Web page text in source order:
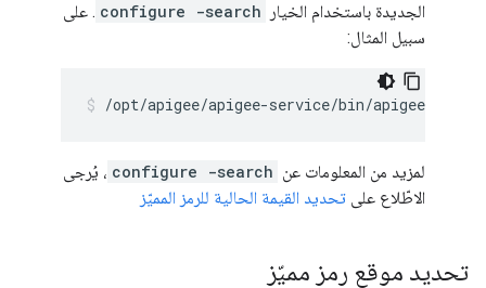
الجديدة باستخدام الخيار
configure -search . على
سبيل المثال:
/opt/apigee/apigee-service/bin/apigee-
لمزيد من المعلومات عن configure -search ، يُرجى
الاطّلاع على تحديد القيمة الحالية للرمز المميّز
تحديد موقع رمز مميّز